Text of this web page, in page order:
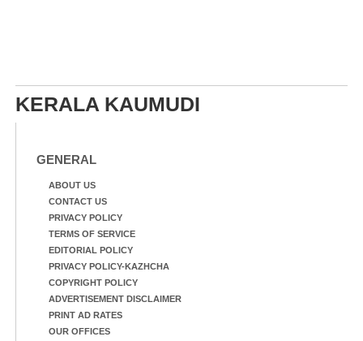
KERALA KAUMUDI
GENERAL
ABOUT US
CONTACT US
PRIVACY POLICY
TERMS OF SERVICE
EDITORIAL POLICY
PRIVACY POLICY-KAZHCHA
COPYRIGHT POLICY
ADVERTISEMENT DISCLAIMER
PRINT AD RATES
OUR OFFICES